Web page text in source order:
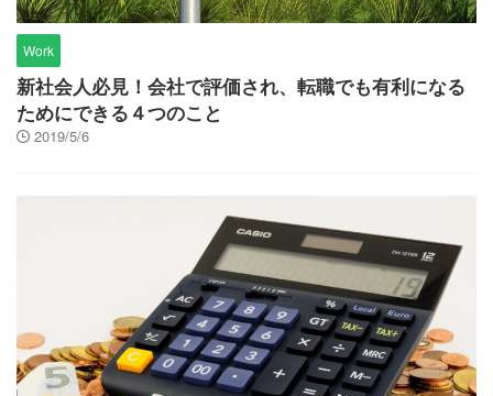
Work
新社会人必見！会社で評価され、転職でも有利になる
ためにできる４つのこと
2019/5/6